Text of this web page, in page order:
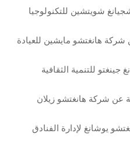
شويتشين للتكنولوجيا
شركة هانغتشو مايشين للعيادة
للتنمية الثقافية
عن شركة هانغتشو زيلان
يوشانغ لإدارة الفنادق